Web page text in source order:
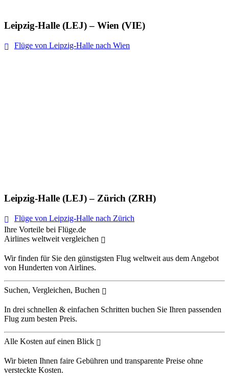
Leipzig-Halle (LEJ) – Wien (VIE)
Flüge von Leipzig-Halle nach Wien
Leipzig-Halle (LEJ) – Zürich (ZRH)
Flüge von Leipzig-Halle nach Zürich
Ihre Vorteile bei Flüge.de
Airlines weltweit vergleichen
Wir finden für Sie den günstigsten Flug weltweit aus dem Angebot
von Hunderten von Airlines.
Suchen, Vergleichen, Buchen
In drei schnellen & einfachen Schritten buchen Sie Ihren passenden
Flug zum besten Preis.
Alle Kosten auf einen Blick
Wir bieten Ihnen faire Gebühren und transparente Preise ohne
versteckte Kosten.